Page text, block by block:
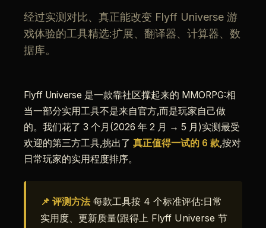
经过实测对比、真正能改变 Flyff Universe 游
戏体验的工具精选:扩展、翻译器、计算器、数
据库。
Flyff Universe 是一款靠社区撑起来的 MMORPG:相
当一部分实用工具不是来自官方,而是玩家自己做
的。我们花了 3 个月(2026 年 2 月 → 5 月)实测最受
欢迎的第三方工具,挑出了 真正值得一试的 6 款,按对
日常玩家的实用程度排序。
📌 评测方法每款工具按 4 个标准评估:日常
实用度、更新质量(跟得上 Flyff Universe 节